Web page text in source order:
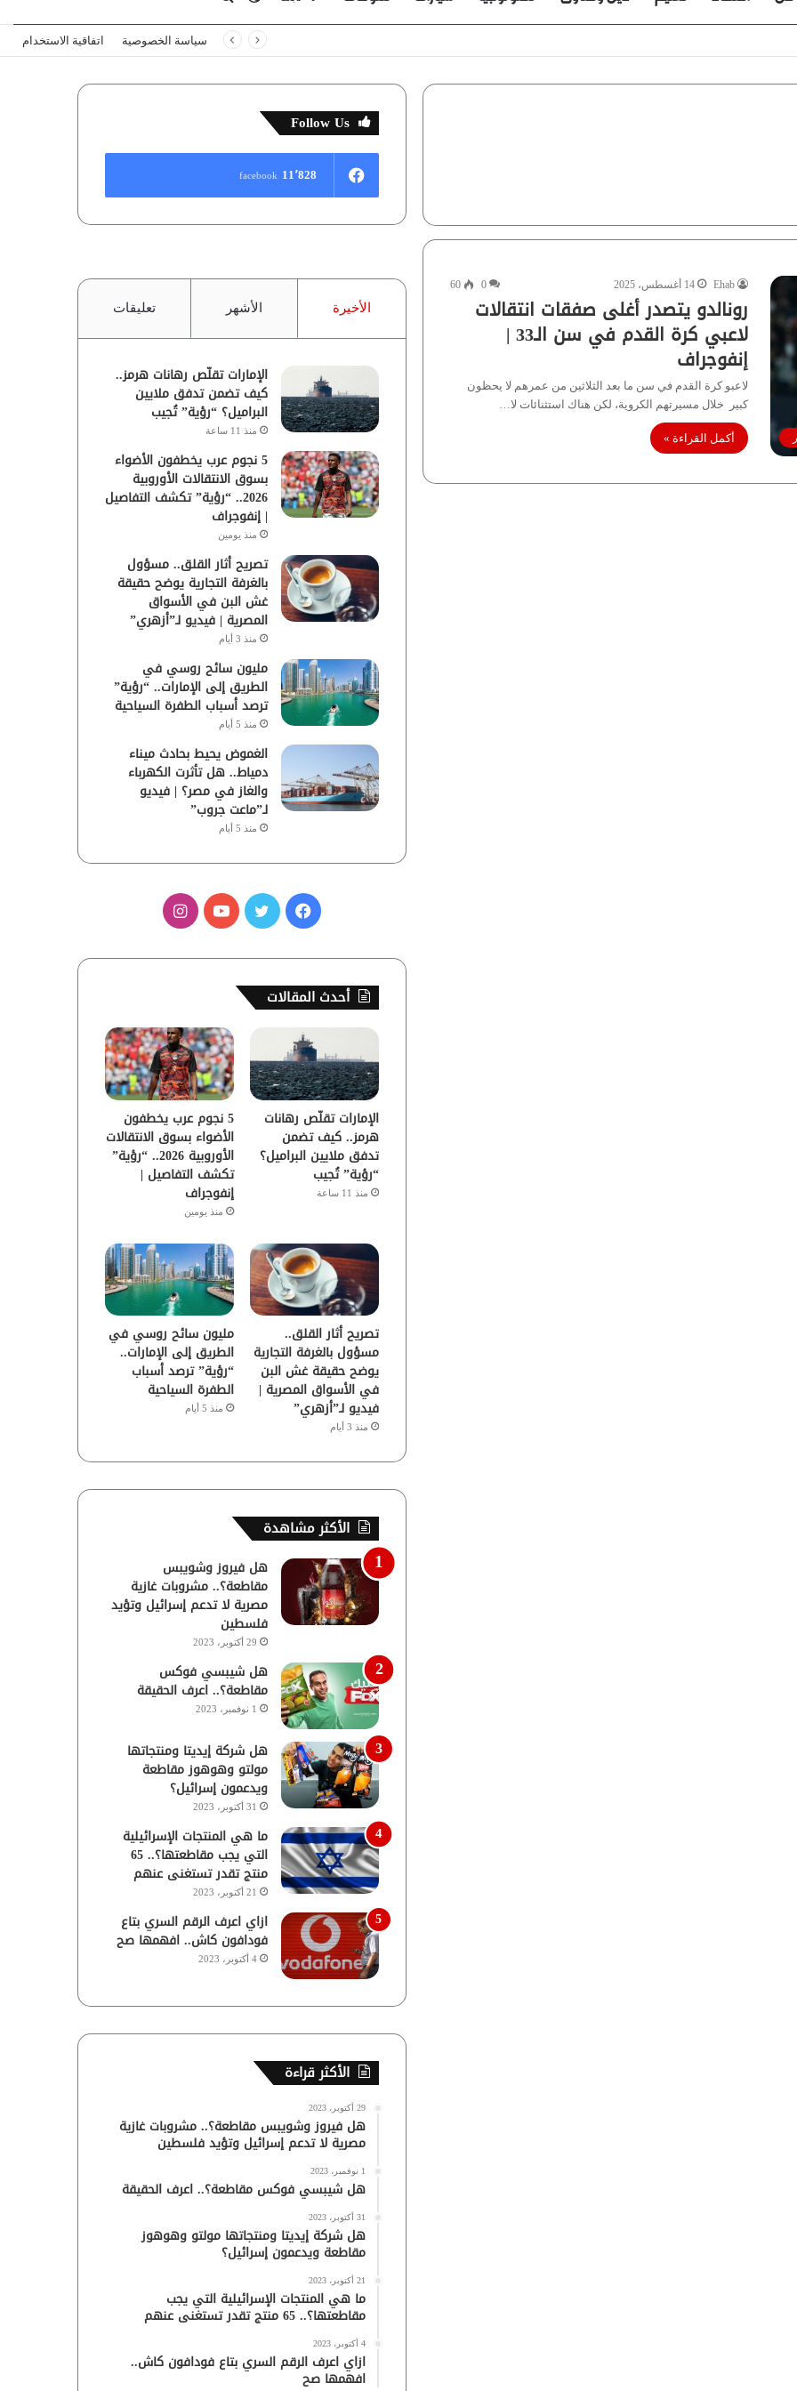
عنالمظلم
سياسة الخصوصية اتفاقية الاستخدام
Ehab 14 أغسطس، 2025 0
60
رونالدو يتصدر أغلى صفقات انتقالات
لاعبي كرة القدم في سن الـ33 |
إنفوجراف
لاعبو كرة القدم في سن ما بعد الثلاثين من عمرهم لا يحظون
كبير خلال مسيرتهم الكروية، لكن هناك استثنائات لا…
أكمل القراءة »
Follow Us
11٬828 facebook
الأخيرة الأشهر تعليقات
الإمارات تقلّص رهانات هرمز..
كيف تضمن تدفق ملايين
البراميل؟ “رؤية” تُجيب
منذ 11 ساعة
5 نجوم عرب يخطفون الأضواء
بسوق الانتقالات الأوروبية
2026.. “رؤية” تكشف التفاصيل
| إنفوجراف
منذ يومين
تصريح أثار القلق.. مسؤول
بالغرفة التجارية يوضح حقيقة
غش البن في الأسواق
المصرية | فيديو لـ”أزهري”
منذ 3 أيام
مليون سائح روسي في
الطريق إلى الإمارات.. “رؤية”
ترصد أسباب الطفرة السياحية
منذ 5 أيام
الغموض يحيط بحادث ميناء
دمياط.. هل تأثرت الكهرباء
والغاز في مصر؟ | فيديو
لـ”ماعت جروب”
منذ 5 أيام
ف
س
و
ك
ي
و
ب
ا
ق
ر
ا
م
أحدث المقالات
الإمارات تقلّص رهانات
هرمز.. كيف تضمن
تدفق ملايين البراميل؟
“رؤية” تُجيب
منذ 11 ساعة
5 نجوم عرب يخطفون
الأضواء بسوق الانتقالات
الأوروبية 2026.. “رؤية”
تكشف التفاصيل |
إنفوجراف
منذ يومين
تصريح أثار القلق..
مسؤول بالغرفة التجارية
يوضح حقيقة غش البن
في الأسواق المصرية |
فيديو لـ”أزهري”
منذ 3 أيام
مليون سائح روسي في
الطريق إلى الإمارات..
“رؤية” ترصد أسباب
الطفرة السياحية
منذ 5 أيام
الأكثر مشاهدة
هل فيروز وشويبس
مقاطعة؟.. مشروبات غازية
مصرية لا تدعم إسرائيل وتؤيد
فلسطين
29 أكتوبر، 2023
هل شيبسي فوكس
مقاطعة؟.. اعرف الحقيقة
1 نوفمبر، 2023
هل شركة إيديتا ومنتجاتها
مولتو وهوهوز مقاطعة
ويدعمون إسرائيل؟
31 أكتوبر، 2023
ما هي المنتجات الإسرائيلية
التي يجب مقاطعتها؟.. 65
منتج تقدر تستغنى عنهم
21 أكتوبر، 2023
ازاي اعرف الرقم السري بتاع
فودافون كاش.. افهمها صح
4 أكتوبر، 2023
الأكثر قراءة
29 أكتوبر، 2023
هل فيروز وشويبس مقاطعة؟.. مشروبات غازية
مصرية لا تدعم إسرائيل وتؤيد فلسطين
1 نوفمبر، 2023
هل شيبسي فوكس مقاطعة؟.. اعرف الحقيقة
31 أكتوبر، 2023
هل شركة إيديتا ومنتجاتها مولتو وهوهوز
مقاطعة ويدعمون إسرائيل؟
21 أكتوبر، 2023
ما هي المنتجات الإسرائيلية التي يجب
مقاطعتها؟.. 65 منتج تقدر تستغنى عنهم
4 أكتوبر، 2023
ازاي اعرف الرقم السري بتاع فودافون كاش..
افهمها صح